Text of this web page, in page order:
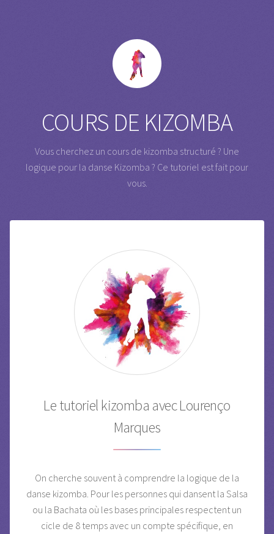
COURS DE KIZOMBA
Vous cherchez un cours de kizomba structuré ? Une
logique pour la danse Kizomba ? Ce tutoriel est fait pour
vous.
Le tutoriel kizomba avec Lourenço
Marques
On cherche souvent à comprendre la logique de la
danse kizomba. Pour les personnes qui dansent la Salsa
ou la Bachata où les bases principales respectent un
cicle de 8 temps avec un compte spécifique, en